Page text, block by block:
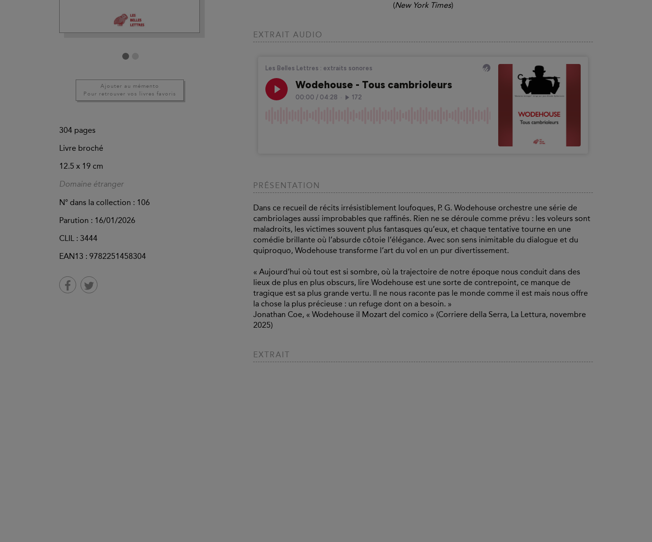
Ajouter au mémento
Pour retrouver vos livres favoris
304 pages
Livre broché
12.5 x 19 cm
Domaine étranger
N° dans la collection : 106
Parution : 16/01/2026
CLIL : 3444
EAN13 : 9782251458304
(New York Times)
EXTRAIT AUDIO
PRÉSENTATION
Dans ce recueil de récits irrésistiblement loufoques, P. G. Wodehouse orchestre une série de
cambriolages aussi improbables que raffinés. Rien ne se déroule comme prévu : les voleurs sont
maladroits, les victimes souvent plus fantasques qu’eux, et chaque tentative tourne en une
comédie brillante où l’absurde côtoie l’élégance. Avec son sens inimitable du dialogue et du
quiproquo, Wodehouse transforme l’art du vol en un pur divertissement.
« Aujourd’hui où tout est si sombre, où la trajectoire de notre époque nous conduit dans des
lieux de plus en plus obscurs, lire Wodehouse est une sorte de contrepoint, ce manque de
tragique est sa plus grande vertu. Il ne nous raconte pas le monde comme il est mais nous offre
la chose la plus précieuse : un refuge dont on a besoin. »
Jonathan Coe, « Wodehouse il Mozart del comico » (Corriere della Serra, La Lettura, novembre
2025)
EXTRAIT